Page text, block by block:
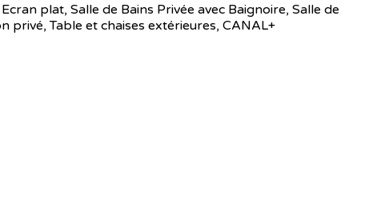
Ecran plat, Salle de Bains Privée avec Baignoire, Salle de
privé,Table et chaises extérieures, CANAL+